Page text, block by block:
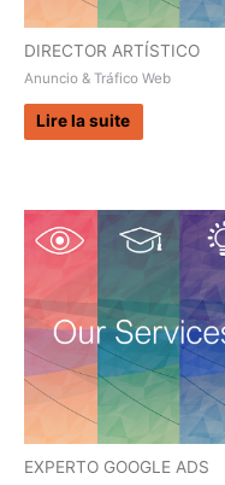
DIRECTOR ARTÍSTICO
Anuncio & Tráfico Web
Lire la suite
EXPERTO GOOGLE ADS